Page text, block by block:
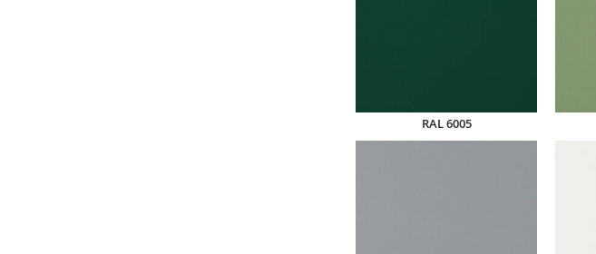
RAL 6005